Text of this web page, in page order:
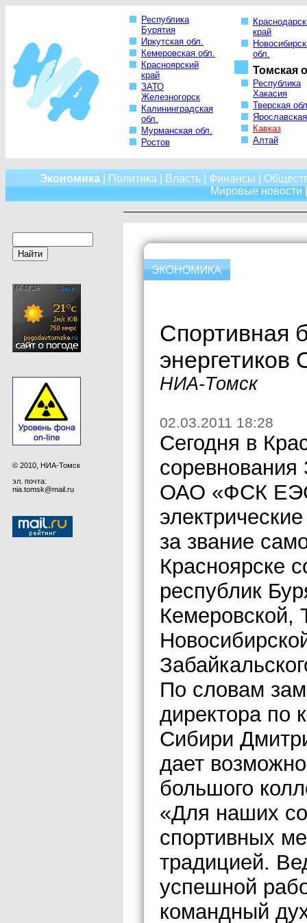
Республика
Бурятия
Иркутская обл.
Кемеровская обл.
Красноярский
край
ЗАТО
Железногорск
Калининградская
обл.
Мурманская обл.
Ростов
край
обл.
Томская
Республика
Хакасия
Тверская
Кавказ
Алтай
Экономика| Политика Власть| Финансы
Мировые новости
© 2010, НИА-Томск
эл. почта:
nia.tomsk@mail.ru
Спортивная
энергетиков
НИА-Томск
02.03.2011 18:28
Сегодня в
ОАО «ФСК
за звание
Красноярске
республик
Кемеровской,
По словам
директора по
Сибири
дает
большого
«Для наших
спортивных
традицией.
успешной
командный